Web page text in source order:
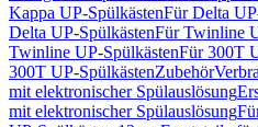
Kappa UP-SpülkästenFür Delta
Delta UP-SpülkästenFür Twinline
Twinline UP-SpülkästenFür 300T
300T UP-SpülkästenZubehör
mit elektronischer Spülauslösung
mit elektronischer Spülauslösung